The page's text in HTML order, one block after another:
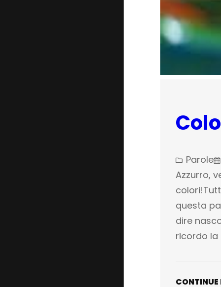
Parole
Azzurro,
questa
dire
ricordo la
CONTINUE